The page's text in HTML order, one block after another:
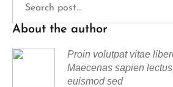
About the author
Proin volutpat vitae
Maecenas sapien
euismod sed